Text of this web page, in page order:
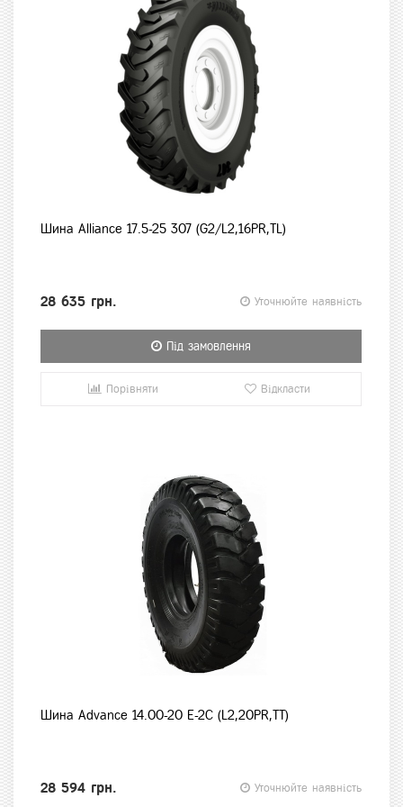
Шина Alliance 17.5-25 307 (G2/L2,16PR,TL)
28 635 грн. Уточнюйте наявність
Під замовлення
Порівняти Відкласти
Шина Advance 14.00-20 E-2C (L2,20PR,TT)
28 594 грн. Уточнюйте наявність